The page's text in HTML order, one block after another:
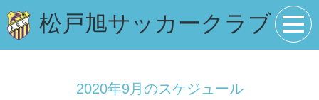
松戸旭サッカークラブ
2020年9月のスケジュール